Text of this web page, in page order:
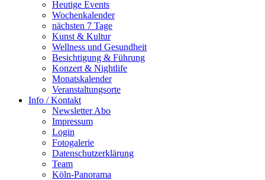
Heutige Events
Wochenkalender
nächsten 7 Tage
Kunst & Kultur
Wellness und Gesundheit
Besichtigung & Führung
Konzert & Nightlife
Monatskalender
Veranstaltungsorte
Info / Kontakt
Newsletter Abo
Impressum
Login
Fotogalerie
Datenschutzerklärung
Team
Köln-Panorama